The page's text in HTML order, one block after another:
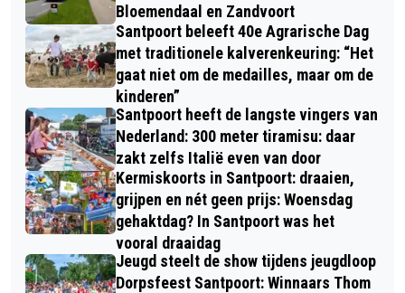
Bloemendaal en Zandvoort
Santpoort beleeft 40e Agrarische Dag
met traditionele kalverenkeuring: “Het
gaat niet om de medailles, maar om de
kinderen”
Santpoort heeft de langste vingers van
Nederland: 300 meter tiramisu: daar
zakt zelfs Italië even van door
Kermiskoorts in Santpoort: draaien,
grijpen en nét geen prijs: Woensdag
gehaktdag? In Santpoort was het
vooral draaidag
Jeugd steelt de show tijdens jeugdloop
Dorpsfeest Santpoort: Winnaars Thom